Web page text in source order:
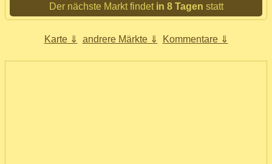
Der nächste Markt findet in 8 Tagen statt
Karte ⇓ andrere Märkte ⇓ Kommentare ⇓